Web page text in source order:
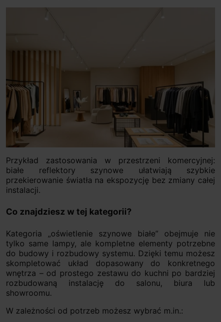
Przykład zastosowania w przestrzeni komercyjnej:
białe reflektory szynowe ułatwiają szybkie
przekierowanie światła na ekspozycję bez zmiany całej
instalacji.
Co znajdziesz w tej kategorii?
Kategoria „oświetlenie szynowe białe” obejmuje nie
tylko same lampy, ale kompletne elementy potrzebne
do budowy i rozbudowy systemu. Dzięki temu możesz
skompletować układ dopasowany do konkretnego
wnętrza – od prostego zestawu do kuchni po bardziej
rozbudowaną instalację do salonu, biura lub
showroomu.
W zależności od potrzeb możesz wybrać m.in.: